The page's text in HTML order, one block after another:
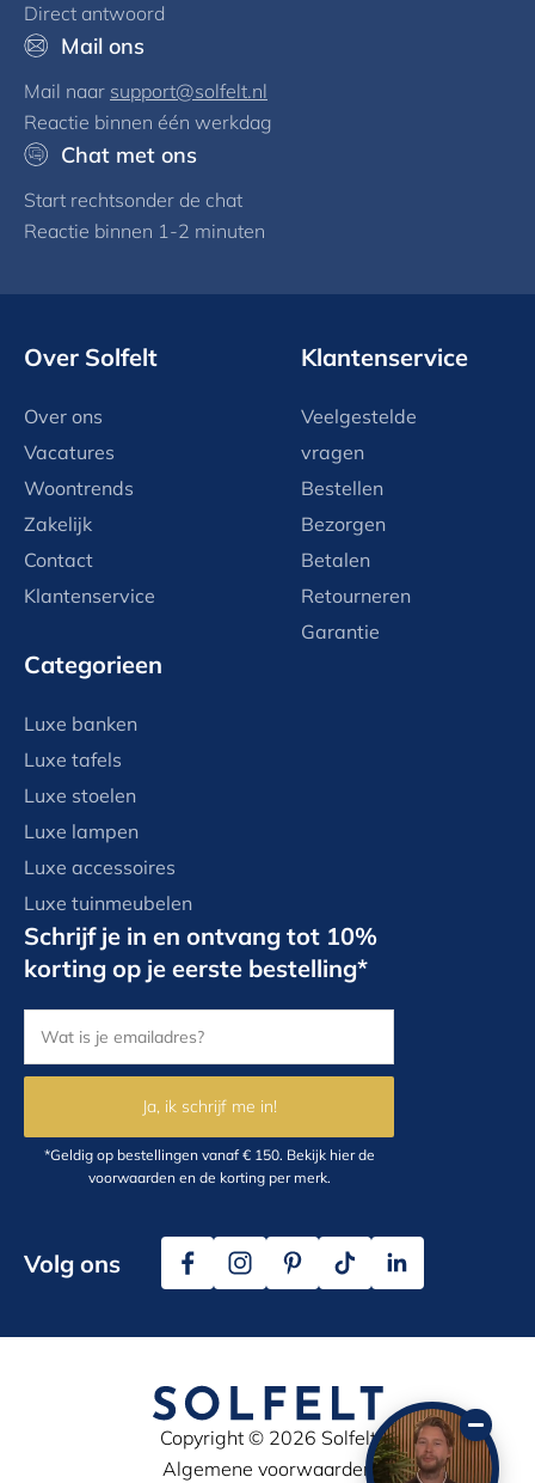
Direct antwoord
Mail ons
Mail naar support@solfelt.nl
Reactie binnen één werkdag
Chat met ons
Start rechtsonder de chat
Reactie binnen 1-2 minuten
Over Solfelt
Over ons
Vacatures
Woontrends
Zakelijk
Contact
Klantenservice
Klantenservice
Veelgestelde
vragen
Bestellen
Bezorgen
Betalen
Retourneren
Garantie
Categorieen
Luxe banken
Luxe tafels
Luxe stoelen
Luxe lampen
Luxe accessoires
Luxe tuinmeubelen
Schrijf je in en ontvang tot 10%
korting op je eerste bestelling*
Ja, ik schrijf me in!
*Geldig op bestellingen vanaf € 150. Bekijk hierde
voorwaarden en de korting per merk.
Volg ons
Copyright © 2026 Solfelt
Algemene voorwaarden